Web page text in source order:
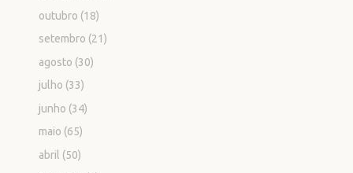
outubro (18)
setembro (21)
agosto (30)
julho (33)
junho (34)
maio (65)
abril (50)